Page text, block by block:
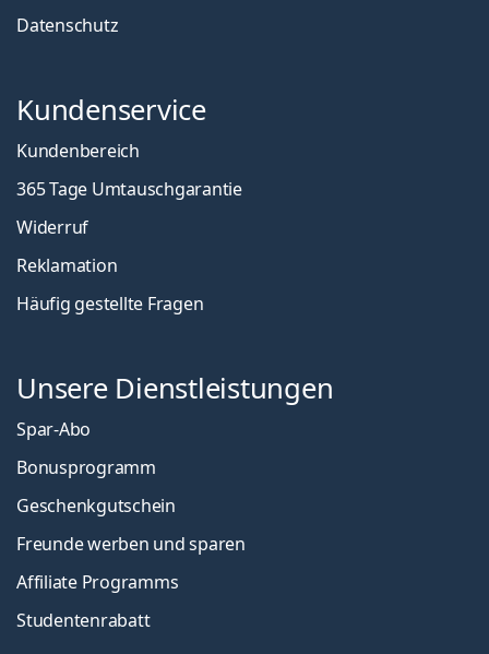
Datenschutz
Kundenservice
Kundenbereich
365 Tage Umtauschgarantie
Widerruf
Reklamation
Häufig gestellte Fragen
Unsere Dienstleistungen
Spar-Abo
Bonusprogramm
Geschenkgutschein
Freunde werben und sparen
Affiliate Programms
Studentenrabatt